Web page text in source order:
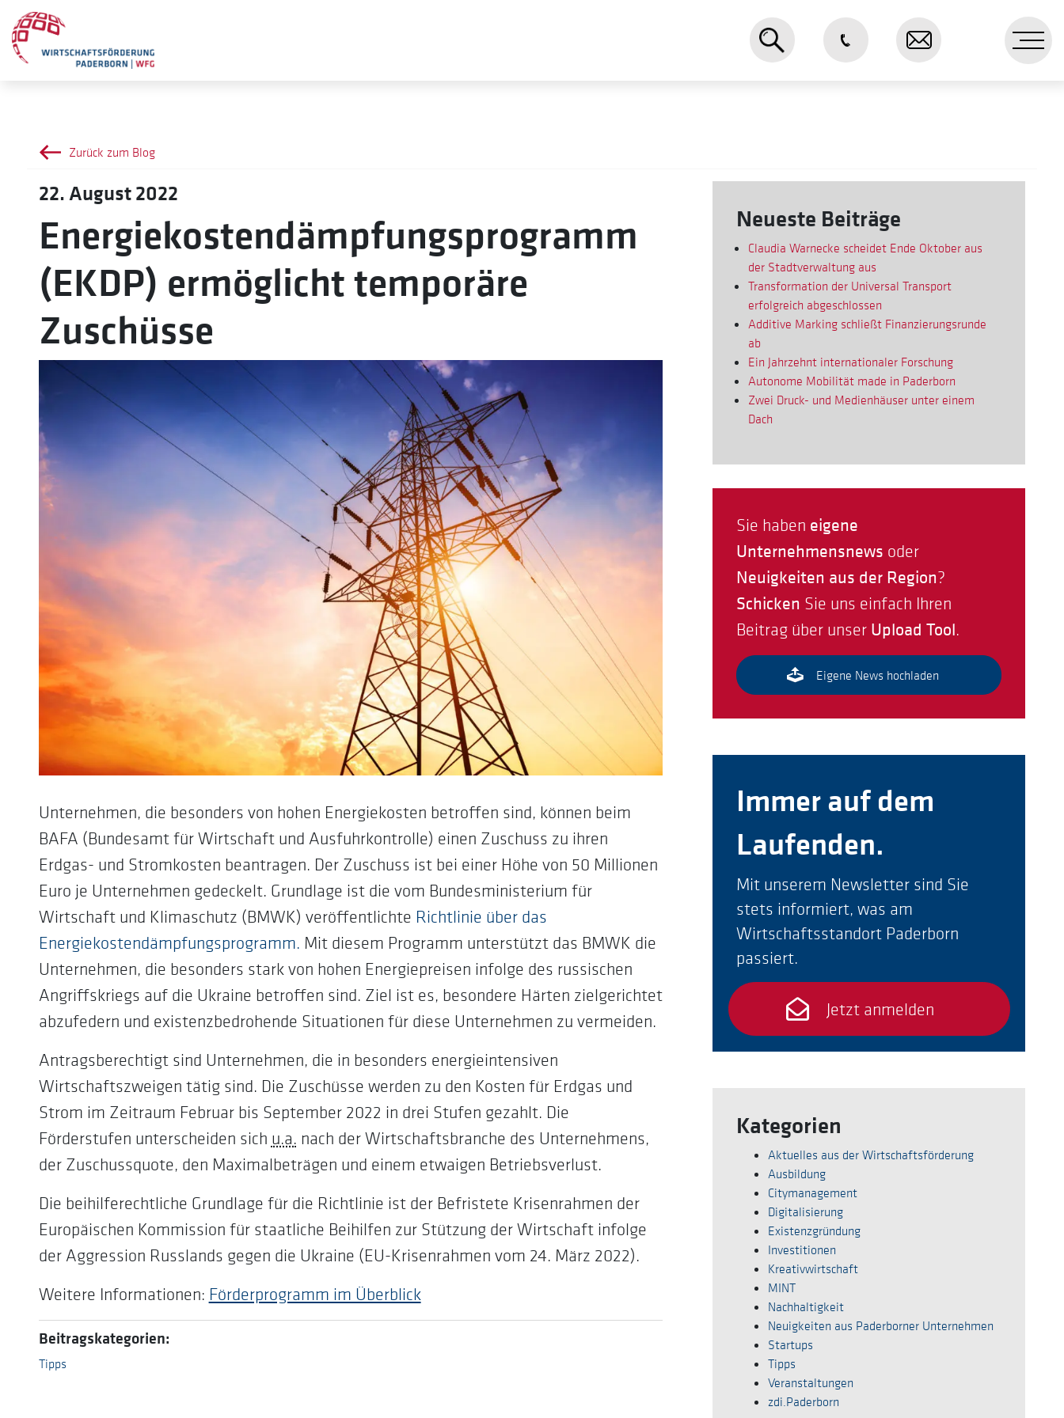
Zurück zum Blog
22. August 2022
Energiekostendämpfungsprogramm
(EKDP) ermöglicht temporäre
Zuschüsse
Unternehmen, die besonders von hohen Energiekosten betroffen sind, können beim
BAFA (Bundesamt für Wirtschaft und Ausfuhrkontrolle) einen Zuschuss zu ihren
Erdgas- und Stromkosten beantragen. Der Zuschuss ist bei einer Höhe von 50 Millionen
Euro je Unternehmen gedeckelt. Grundlage ist die vom Bundesministerium für
Wirtschaft und Klimaschutz (BMWK) veröffentlichte Richtlinie über das
Energiekostendämpfungsprogramm. Mit diesem Programm unterstützt das BMWK die
Unternehmen, die besonders stark von hohen Energiepreisen infolge des russischen
Angriffskriegs auf die Ukraine betroffen sind. Ziel ist es, besondere Härten zielgerichtet
abzufedern und existenzbedrohende Situationen für diese Unternehmen zu vermeiden.
Antragsberechtigt sind Unternehmen, die in besonders energieintensiven
Wirtschaftszweigen tätig sind. Die Zuschüsse werden zu den Kosten für Erdgas und
Strom im Zeitraum Februar bis September 2022 in drei Stufen gezahlt. Die
Förderstufen unterscheiden sich u.a. nach der Wirtschaftsbranche des Unternehmens,
der Zuschussquote, den Maximalbeträgen und einem etwaigen Betriebsverlust.
Die beihilferechtliche Grundlage für die Richtlinie ist der Befristete Krisenrahmen der
Europäischen Kommission für staatliche Beihilfen zur Stützung der Wirtschaft infolge
der Aggression Russlands gegen die Ukraine (EU-Krisenrahmen vom 24. März 2022).
Weitere Informationen: Förderprogramm im Überblick
Beitragskategorien:
Tipps
Neueste Beiträge
Claudia Warnecke scheidet Ende Oktober aus
der Stadtverwaltung aus
Transformation der Universal Transport
erfolgreich abgeschlossen
Additive Marking schließt Finanzierungsrunde
ab
Ein Jahrzehnt internationaler Forschung
Autonome Mobilität made in Paderborn
Zwei Druck- und Medienhäuser unter einem
Dach
Sie haben eigene
Unternehmensnews oder
Neuigkeiten aus der Region?
Schicken Sie uns einfach Ihren
Beitrag über unser Upload Tool.
Eigene News hochladen
Immer auf dem
Laufenden.
Mit unserem Newsletter sind Sie
stets informiert, was am
Wirtschaftsstandort Paderborn
passiert.
Jetzt anmelden
Kategorien
Aktuelles aus der Wirtschaftsförderung
Ausbildung
Citymanagement
Digitalisierung
Existenzgründung
Investitionen
Kreativwirtschaft
MINT
Nachhaltigkeit
Neuigkeiten aus Paderborner Unternehmen
Startups
Tipps
Veranstaltungen
zdi.Paderborn